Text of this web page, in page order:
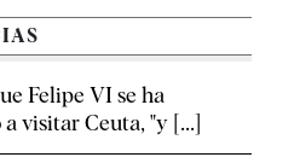
Felipe VI se ha
visitar Ceuta, "y [...]